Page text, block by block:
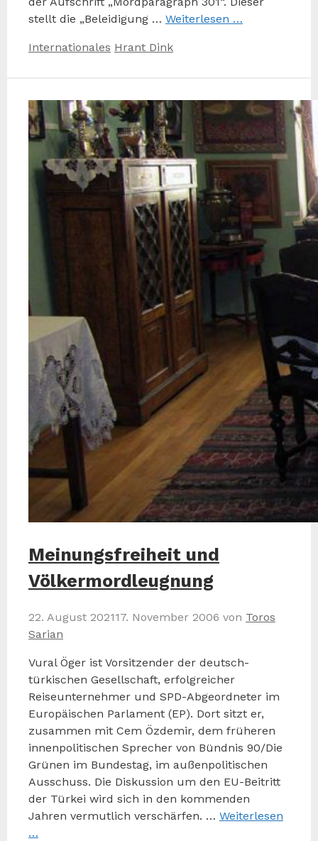
stellt die „Beleidigung … Weiterlesen …
Kategorien
Internationales Schlagwörter
Hrant Dink
Meinungsfreiheit und
Völkermordleugnung
22. August 202117. November 2006 von Toros
Sarian
Vural Öger ist Vorsitzender der deutsch-
türkischen Gesellschaft, erfolgreicher
Reiseunternehmer und SPD-Abgeordneter im
Europäischen Parlament (EP). Dort sitzt er,
zusammen mit Cem Özdemir, dem früheren
innenpolitischen Sprecher von Bündnis 90/Die
Grünen im Bundestag, im außenpolitischen
Ausschuss. Die Diskussion um den EU-Beitritt
der Türkei wird sich in den kommenden
Jahren vermutlich verschärfen. … Weiterlesen
…